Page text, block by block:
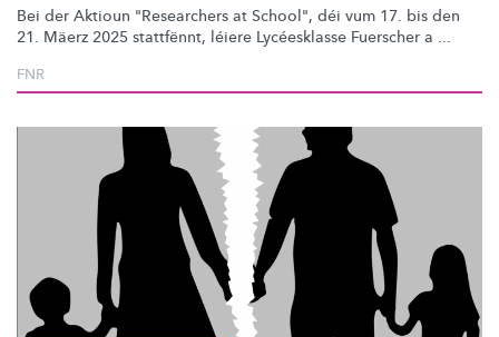
Bei der Aktioun "Researchers at School", déi vum 17. bis den
21. Mäerz 2025 stattfënnt, léiere Lycéesklasse Fuerscher a ...
FNR